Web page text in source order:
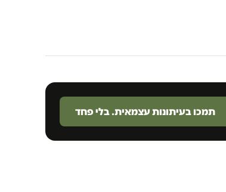
תמכו בעיתונות עצמאית. בלי פחד